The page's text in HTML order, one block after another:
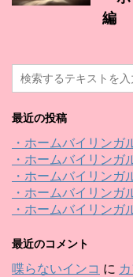
編
最近の投稿
・ホームバイリンガ
・ホームバイリンガ
・ホームバイリンガ
・ホームバイリンガ
・ホームバイリンガ
最近のコメント
喋らないインコ に